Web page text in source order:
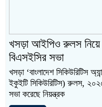
খসড়া আইপিও রুলস নিয়ে
বিএসইসির সভা
খসড়া ‘বাংলাদেশ সিকিউরিটিস
ইকুইটি সিকিউরিটিস) রুলস,
সভা করেছে নিয়ন্ত্রক